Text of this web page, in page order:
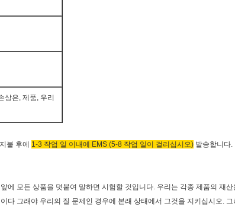
상은, 제품, 우리
불 후에 1-3 작업 일 이내에 EMS (5-8 작업 일이 걸리십시오) 발송합니다.
에 모든 상품을 덧붙여 말하면 시험할 것입니다. 우리는 각종 제품의 재산
다 그래야 우리의 질 문제인 경우에 본래 상태에서 그것을 지키십시오. 그